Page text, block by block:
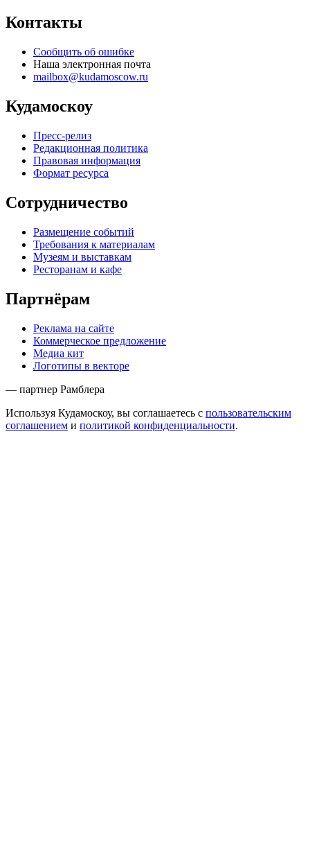
Контакты
Сообщить об ошибке
Наша электронная почта
mailbox@kudamoscow.ru
Кудамоскоу
Пресс-релиз
Редакционная политика
Правовая информация
Формат ресурса
Сотрудничество
Размещение событий
Требования к материалам
Музеям и выставкам
Ресторанам и кафе
Партнёрам
Реклама на сайте
Коммерческое предложение
Медиа кит
Логотипы в векторе
— партнер Рамблера
Используя Кудамоскоу, вы соглашаетесь с пользовательским
соглашением и политикой конфиденциальности.